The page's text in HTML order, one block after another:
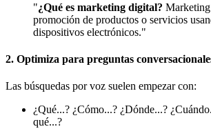
"¿Qué es marketing digital?
promoción de productos o servicios
dispositivos electrónicos."
2. Optimiza para preguntas
Las búsquedas por voz suelen empezar con:
¿Qué...? ¿Cómo...? ¿Dónde...?
qué...?